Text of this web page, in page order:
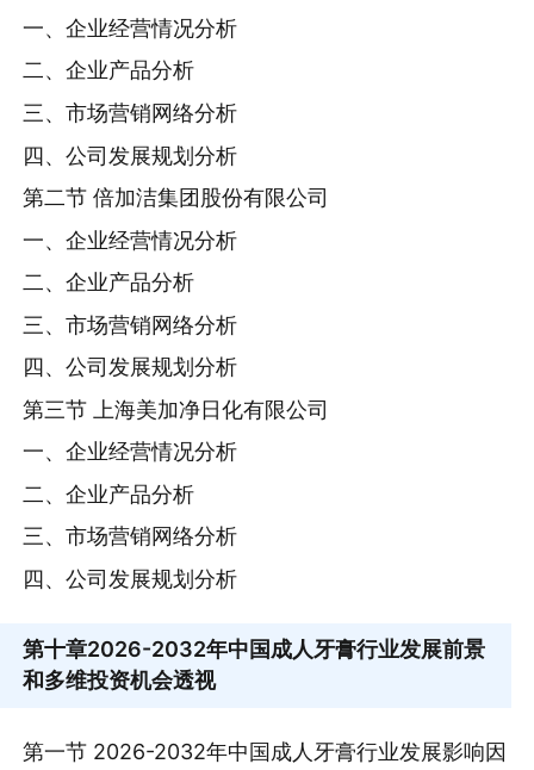
一、企业经营情况分析
二、企业产品分析
三、市场营销网络分析
四、公司发展规划分析
第二节 倍加洁集团股份有限公司
一、企业经营情况分析
二、企业产品分析
三、市场营销网络分析
四、公司发展规划分析
第三节 上海美加净日化有限公司
一、企业经营情况分析
二、企业产品分析
三、市场营销网络分析
四、公司发展规划分析
第十章2026-2032年中国成人牙膏行业发展前景
和多维投资机会透视
第一节 2026-2032年中国成人牙膏行业发展影响因